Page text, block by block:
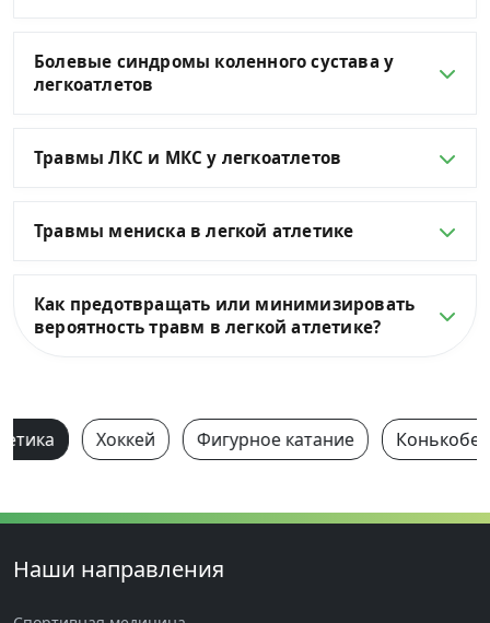
Болевые синдромы коленного сустава у
легкоатлетов
Травмы ЛКС и МКС у легкоатлетов
Травмы мениска в легкой атлетике
Как предотвращать или минимизировать
вероятность травм в легкой атлетике?
Хоккей Фигурное катание
Наши направления